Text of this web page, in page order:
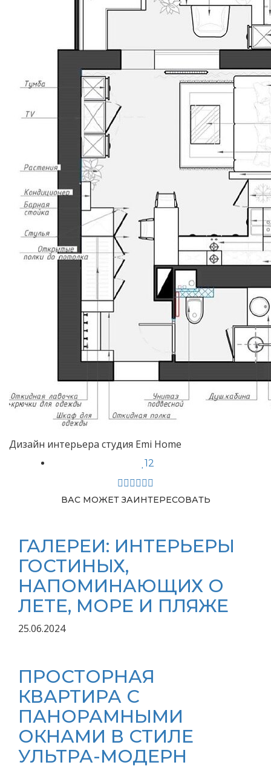
Дизайн интерьера студия Emi Home
12
ВАС МОЖЕТ ЗАИНТЕРЕСОВАТЬ
ГАЛЕРЕИ: ИНТЕРЬЕРЫ
ГОСТИНЫХ,
НАПОМИНАЮЩИХ О
ЛЕТЕ, МОРЕ И ПЛЯЖЕ
25.06.2024
ПРОСТОРНАЯ
КВАРТИРА С
ПАНОРАМНЫМИ
ОКНАМИ В СТИЛЕ
УЛЬТРА-МОДЕРН